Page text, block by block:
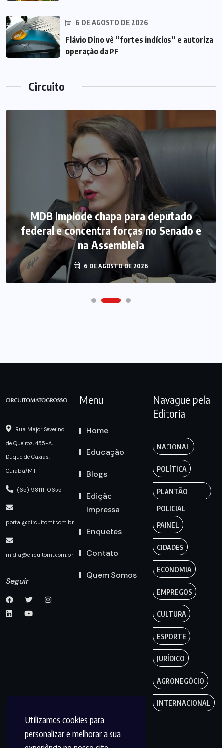
Utilizamos cookies para
personalizar e melhorar a sua
6 DE AGOSTO DE 2026
Flávio Dino vê “fortes indícios” e autoriza
operação da PF
Circuito
MDB implode chapa para deputado
federal e concentra forças no Senado e
na Assembleia
6 DE AGOSTO DE 2026
Rua Major Severino
de Queiroz, 455-A,
Duque de Caxias,
Cuiabá/MT
(65) 98111-0655
portal@circuitomt.com.br
midia@circuitomt.com.br
Seguir
Menu
Home
Educação
Blogs
Edição
Impressa
Enquetes
Contato
Quem Somos
Navague pela
Editoria
NACIONAL
POLÍTICA
PLANTÃO
POLICIAL
PAINEL
CIDADES
ECONOMIA
EMPREGOS
CULTURA
ESPORTE
JURÍDICO
AGRONEGÓCIO
INTERNACIONAL